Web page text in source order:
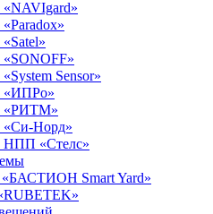
Sensor»
«ИПРо»
«РИТМ»
«Си-Норд»
НПП «Стелс»
Smart Yard»